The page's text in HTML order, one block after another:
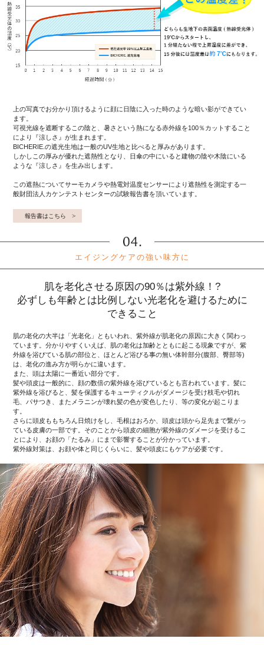
上の写真でお分かり頂けるように顔に日陰に入った時のような暗い影ができてい
ます。
可視光線を遮断するこの陰と、暑さという熱になる赤外線を100％カットすること
により『涼しさ』が生まれます。
BICHERIE.の遮光生地は一般のUV生地と比べると厚みがあります。
しかしこの厚みが優れた遮熱性となり、日傘の中にいると建物の陰や木陰にいる
ような『涼しさ』を生み出します。
この遮熱についてサーモカメラや熱電対温度センサーにより遮熱性を測定する一
般財団法人カケンテストセンターの試験報告書を頂いています。
報告書はこちら
エイジングケアの強い味方に
肌を老化させる原因の90％は紫外線！?
必ずしも年齢とは比例しない光老化を避けるために
できること
肌の老化の大半は「光老化」ともいわれ、紫外線が肌老化の原因に大きく関わっ
ています。分かりやすくいえば、肌の老化は加齢とともに起こる現象ですが、紫
外線を浴びている肌の部位と、ほとんど浴びる事の無い体幹部分(腹部、臀部等)
は、老化の進み方が明らかに違います。
また、頭は太陽に一番近い部分です。
髪や頭皮は一般的に、顔の数倍の紫外線を浴びているとも言われています。髪に
紫外線を浴びると、髪を保護するキューティクルがダメージを受け枝毛や切れ
毛、パサつき、またメラニンが壊れ髪の色が変色したり、等の変化が起こりま
す。
さらに頭皮ももちろん日焼けをし、毛根はおろか、頭皮は頭から足先まで繋がっ
ている皮膚の一部です。そのことから頭皮の細胞が紫外線のダメージを受けるこ
とにより、お顔の「たるみ」にまで影響することが分かっています。
紫外線対策は、お顔や体と同じくらいに、髪や頭皮にもケアが必要です。